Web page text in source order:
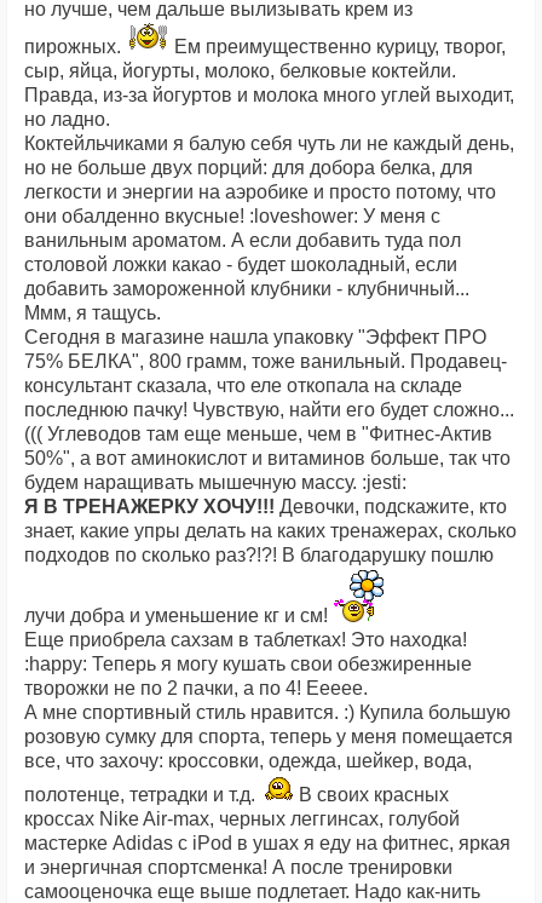
но лучше, чем дальше вылизывать крем из
пирожных.
Ем преимущественно курицу, творог,
сыр, яйца, йогурты, молоко, белковые коктейли.
Правда, из-за йогуртов и молока много углей выходит,
но ладно.
Коктейльчиками я балую себя чуть ли не каждый день,
но не больше двух порций: для добора белка, для
легкости и энергии на аэробике и просто потому, что
они обалденно вкусные! :loveshower: У меня с
ванильным ароматом. А если добавить туда пол
столовой ложки какао - будет шоколадный, если
добавить замороженной клубники - клубничный...
Ммм, я тащусь.
Сегодня в магазине нашла упаковку "Эффект ПРО
75% БЕЛКА", 800 грамм, тоже ванильный. Продавец-
консультант сказала, что еле откопала на складе
последнюю пачку! Чувствую, найти его будет сложно...
((( Углеводов там еще меньше, чем в "Фитнес-Актив
50%", а вот аминокислот и витаминов больше, так что
будем наращивать мышечную массу. :jesti:
Я В ТРЕНАЖЕРКУ ХОЧУ!!! Девочки, подскажите, кто
знает, какие упры делать на каких тренажерах, сколько
подходов по сколько раз?!?! В благодарушку пошлю
лучи добра и уменьшение кг и см!
Еще приобрела сахзам в таблетках! Это находка!
:happy: Теперь я могу кушать свои обезжиренные
творожки не по 2 пачки, а по 4! Еееее.
А мне спортивный стиль нравится. :) Купила большую
розовую сумку для спорта, теперь у меня помещается
все, что захочу: кроссовки, одежда, шейкер, вода,
полотенце, тетрадки и т.д.
В своих красных
кроссах Nike Air-max, черных леггинсах, голубой
мастерке Adidas с iPod в ушах я еду на фитнес, яркая
и энергичная спортсменка! А после тренировки
самооценочка еще выше подлетает. Надо как-нить